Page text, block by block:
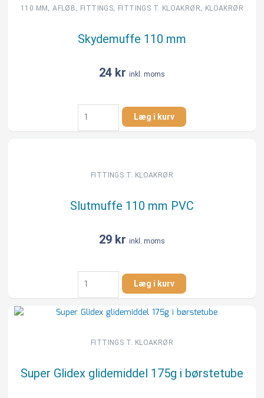
antal
110 MM ,AFLØB, FITTINGS, FITTINGS T. KLOAKRØR, KLOAKRØR
Skydemuffe 110 mm
24 kr inkl. moms
Skydemuffe
110
mm
Læg i kurv
FITTINGS T. KLOAKRØR
Slutmuffe 110 mm PVC
29 kr inkl. moms
Slutmuffe
110
mm
PVC
Læg i kurv
FITTINGS T. KLOAKRØR
Super Glidex glidemiddel 175g i børstetube